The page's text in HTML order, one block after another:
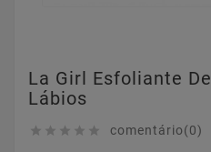
La Girl Esfoliante De
Lábios
     comentário(0)